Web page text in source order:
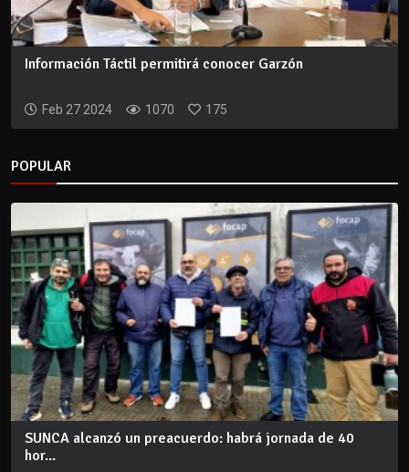
Información Táctil permitirá conocer Garzón
Feb 27 2024 1070 175
POPULAR
SUNCA alcanzó un preacuerdo: habrá jornada de 40
hor...